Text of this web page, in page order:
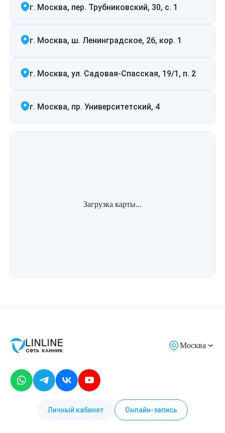
г. Москва, пер. Трубниковский, 30, с. 1
г. Москва, ш. Ленинградское, 26, кор. 1
г. Москва, ул. Садовая-Спасская, 19/1, п. 2
г. Москва, пр. Университетский, 4
Загрузка карты...
Москва
Личный кабинет Онлайн-запись
Удаление новообразований
Лазерное лечение постакне
Омоложение QOOLGLOW
QOOL- омоложение
Восстановление здоровья волос
Сделать педикюр
Купить сертификат
Купить абонемент